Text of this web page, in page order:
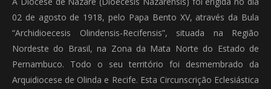
02 de agosto de 1918, pelo Papa Bento XV, através da Bula
“Archidioecesis Olindensis-Recifensis”, situada na Região
Nordeste do Brasil, na Zona da Mata Norte do Estado de
Pernambuco. Todo o seu território foi desmembrado da
Arquidiocese de Olinda e Recife. Esta Circunscrição Eclesiástica